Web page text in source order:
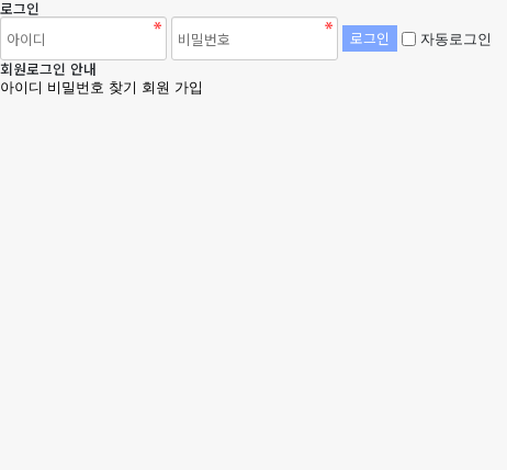
로그인
자동로그인
회원로그인 안내
아이디 비밀번호 찾기 회원 가입